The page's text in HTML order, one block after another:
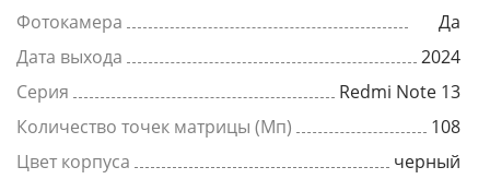
Фотокамера
Да
Дата выхода
2024
Серия
Redmi Note 13
Количество точек матрицы (Мп)
108
Цвет корпуса
черный